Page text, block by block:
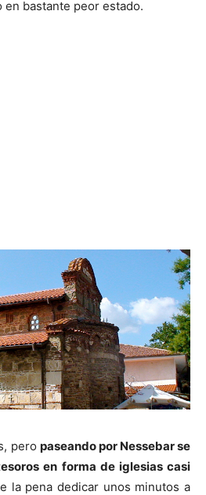
en bastante peor estado.
pero paseando por Nessebar se
en forma de iglesias casi
la pena dedicar unos minutos a